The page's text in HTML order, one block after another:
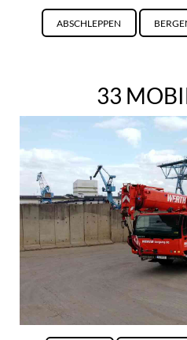
ABSCHLEPPEN
33